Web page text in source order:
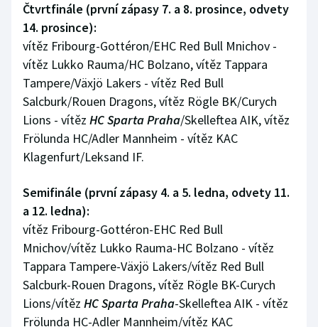
Rychlostní kanoistika
Short track
Sportovní střelba
Stolní tenis
Triatlon
Veslování
Vodní slalom
Volejbal
Ostatní
Čtvrtfinále (první zápasy 7. a 8. prosince, odvety
14. prosince):
vítěz Fribourg-Gottéron/EHC Red Bull Mnichov -
vítěz Lukko Rauma/HC Bolzano, vítěz Tappara
Tampere/Växjö Lakers - vítěz Red Bull
Salcburk/Rouen Dragons, vítěz Rögle BK/Curych
Lions - vítěz HC Sparta Praha/Skelleftea AIK, vítěz
Frölunda HC/Adler Mannheim - vítěz KAC
Klagenfurt/Leksand IF.
Semifinále (první zápasy 4. a 5. ledna, odvety 11.
a 12. ledna):
vítěz Fribourg-Gottéron-EHC Red Bull
Mnichov/vítěz Lukko Rauma-HC Bolzano - vítěz
Tappara Tampere-Växjö Lakers/vítěz Red Bull
Salcburk-Rouen Dragons, vítěz Rögle BK-Curych
Lions/vítěz HC Sparta Praha-Skelleftea AIK - vítěz
Frölunda HC-Adler Mannheim/vítěz KAC